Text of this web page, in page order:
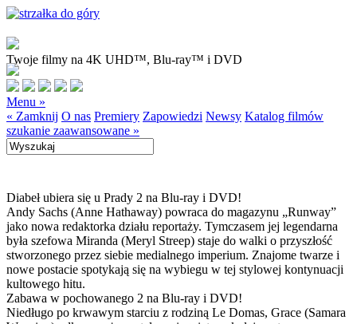
Twoje filmy na 4K UHD™, Blu-ray™ i DVD
Menu »
« Zamknij O nas Premiery Zapowiedzi Newsy Katalog filmów
szukanie zaawansowane »
Diabeł ubiera się u Prady 2 na Blu-ray i DVD!
Andy Sachs (Anne Hathaway) powraca do magazynu „Runway”
jako nowa redaktorka działu reportaży. Tymczasem jej legendarna
była szefowa Miranda (Meryl Streep) staje do walki o przyszłość
stworzonego przez siebie medialnego imperium. Znajome twarze i
nowe postacie spotykają się na wybiegu w tej stylowej kontynuacji
kultowego hitu.
Zabawa w pochowanego 2 na Blu-ray i DVD!
Niedługo po krwawym starciu z rodziną Le Domas, Grace (Samara